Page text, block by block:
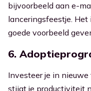
bijvoorbeeld aan e-
lanceringsfeestje.
goede voorbeeld
6.
Investeer je in
stijgt je productiviteit